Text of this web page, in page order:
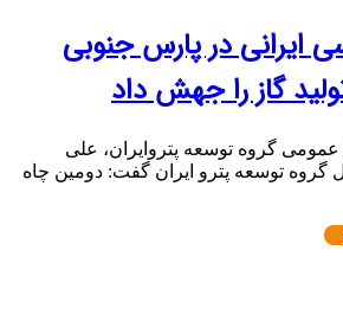
ایرانی در پارس جنوبی
گاز را جهش داد
گروه توسعه پتروایران، علی
گروه توسعه پترو ایران گفت: دومین چاه